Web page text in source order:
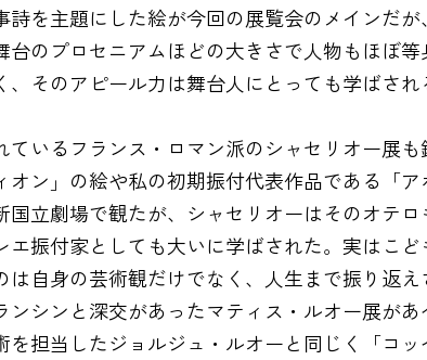
を主題にした絵が今回の展覧会のメインだ
台のプロセニアムほどの大きさで人物もほぼ
、そのアピール力は舞台人にとっても学ばさ
ているフランス・ロマン派のシャセリオー展
ン」の絵や私の初期振付代表作品である「ア
国立劇場で観たが、シャセリオーはそのオテ
エ振付家としても大いに学ばされた。実はこ
自身の芸術観だけでなく、人生まで振り返え
シンと深交があったマティス・ルオー展が
を担当したジョルジュ・ルオーと同じく「コ